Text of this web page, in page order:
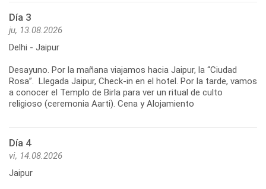
Día 3
ju, 13.08.2026
Delhi - Jaipur
Desayuno. Por la mañana viajamos hacia Jaipur, la “Ciudad
Rosa”. Llegada Jaipur, Check-in en el hotel. Por la tarde, vamos
a conocer el Templo de Birla para ver un ritual de culto
religioso (ceremonia Aarti). Cena y Alojamiento
Día 4
vi, 14.08.2026
Jaipur